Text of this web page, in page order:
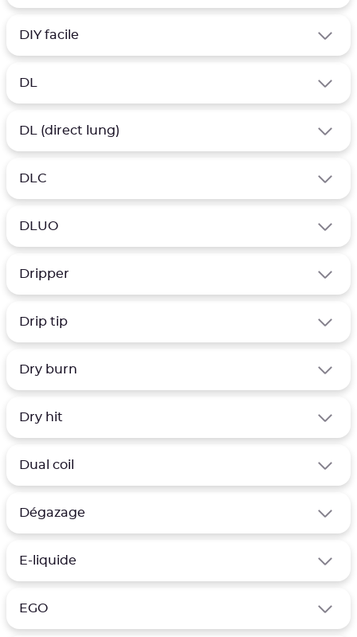
DIY facile
DL
DL (direct lung)
DLC
DLUO
Dripper
Drip tip
Dry burn
Dry hit
Dual coil
Dégazage
E-liquide
EGO